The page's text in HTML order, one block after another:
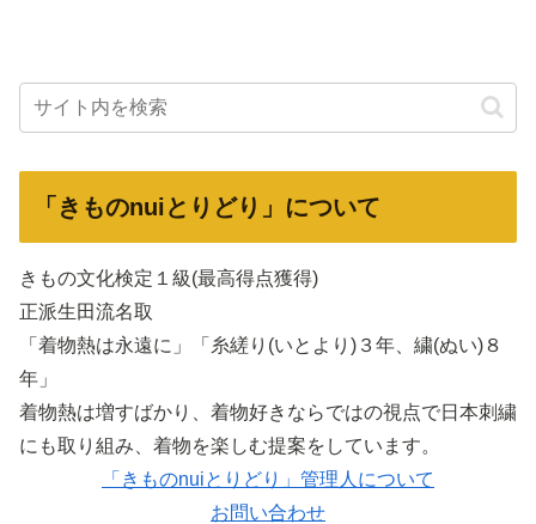
「きものnuiとりどり」について
きもの文化検定１級(最高得点獲得)
正派生田流名取
「着物熱は永遠に」「糸縒り(いとより)３年、繍(ぬい)８
年」
着物熱は増すばかり、着物好きならではの視点で日本刺繍
にも取り組み、着物を楽しむ提案をしています。
「きものnuiとりどり」管理人について
お問い合わせ